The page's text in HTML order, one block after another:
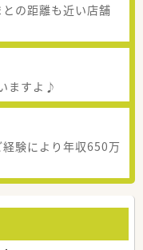
の距離も近い店舗
ますよ♪
経験により年収650万